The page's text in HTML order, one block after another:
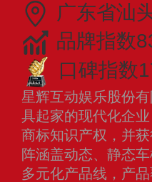
广东省汕
品牌指数
口碑指数
星辉互动娱乐股份
具起家的现代化企
商标知识产权，并
阵涵盖动态、静态
多元化产品线，产